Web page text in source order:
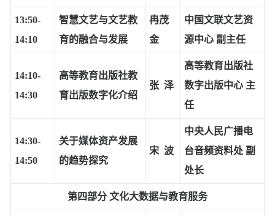
13:50-
14:10
智慧文艺与文艺教
育的融合与发展
冉茂
金
中国文联文艺资
源中心 副主任
14:10-
14:30
高等教育出版社教
育出版数字化介绍
张 泽
高等教育出版社
数字出版中心 主
任
14:30-
14:50
关于媒体资产发展
的趋势探究
宋 波
中央人民广播电
台音频资料处 副
处长
第四部分 文化大数据与教育服务